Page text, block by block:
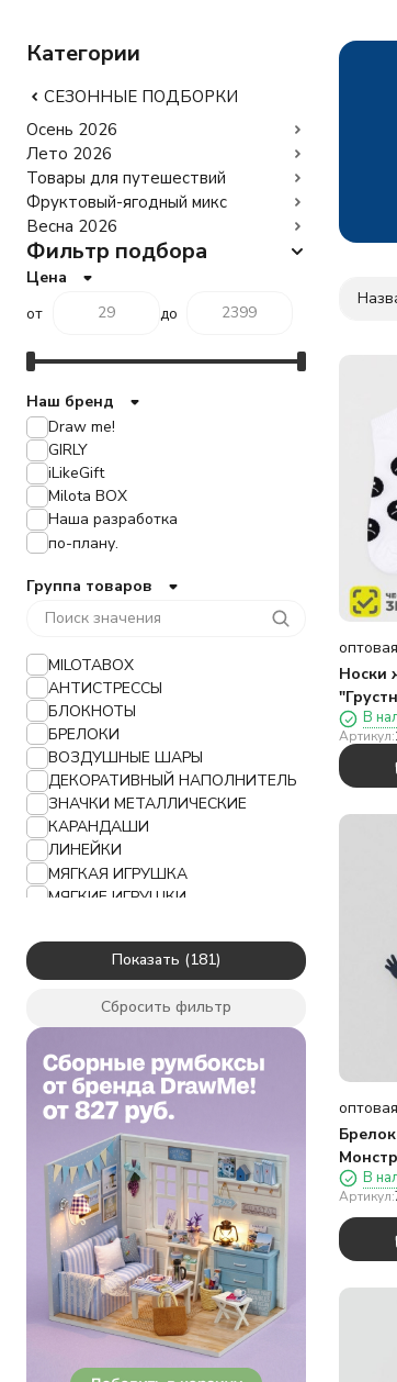
Носки
35-40
В
Артикул:
В
Артикул:
Категории
СЕЗОННЫЕ ПОДБОРКИ
Осень 2026
Лето 2026
Товары для путешествий
Фруктовый-ягодный микс
Весна 2026
Фильтр подбора
Цена
от
до
Наш бренд
Draw me!
GIRLY
iLikeGift
Milota BOX
Наша разработка
по-плану.
Группа товаров
MILOTABOX
АНТИСТРЕССЫ
БЛОКНОТЫ
БРЕЛОКИ
ВОЗДУШНЫЕ ШАРЫ
ДЕКОРАТИВНЫЙ НАПОЛНИТЕЛЬ
ЗНАЧКИ МЕТАЛЛИЧЕСКИЕ
КАРАНДАШИ
ЛИНЕЙКИ
МЯГКАЯ ИГРУШКА
МЯГКИЕ ИГРУШКИ
ОБЛОЖКА ДЛЯ ПАСПОРТА
ПЛАСТИКОВЫЙ ДЕРЖАТЕЛЬ ДЛЯ
ПОДСТАВКИ ДЛЯ ТЕЛЕФОНОВ
СВЕЧИ ДЛЯ ТОРТА
СЕРВИРОВКА СТОЛА
СЛАДОСТИ
Показать
Сбросить фильтр